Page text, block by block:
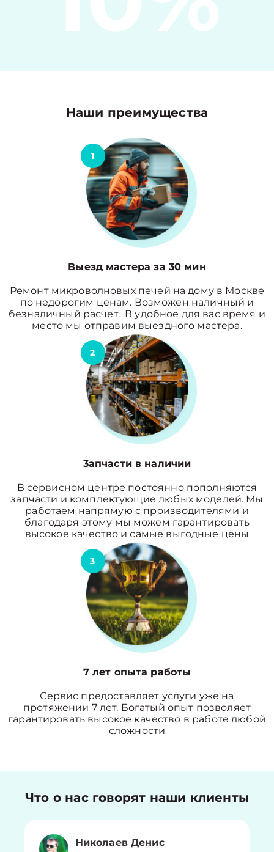
Наши преимущества
1
Выезд мастера за 30 мин
Ремонт микроволновых печей на дому в Москве
по недорогим ценам. Возможен наличный и
безналичный расчет. В удобное для вас время и
место мы отправим выездного мастера.
2
3апчасти в наличии
В сервисном центре постоянно пополняются
запчасти и комплектующие любых моделей. Мы
работаем напрямую с производителями и
благодаря этому мы можем гарантировать
высокое качество и самые выгодные цены
3
7 лет опыта работы
Сервис предоставляет услуги уже на
протяжении 7 лет. Богатый опыт позволяет
гарантировать высокое качество в работе любой
сложности
Что о нас говорят наши клиенты
Николаев Денис